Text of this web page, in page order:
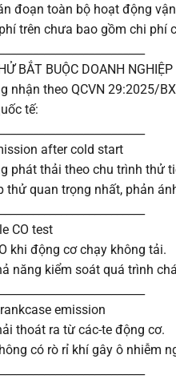
đoạn toàn bộ hoạt động
trên chưa bao gồm chi phí
BẮT BUỘC DOANH
nhận theo QCVN 29:2025/
tế:
after cold start
phát thải theo chu trình thử
thử quan trọng nhất, phản
CO test
khi động cơ chạy không tải.
năng kiểm soát quá trình
emission
thoát ra từ các-te động cơ.
có rò rỉ khí gây ô nhiễm